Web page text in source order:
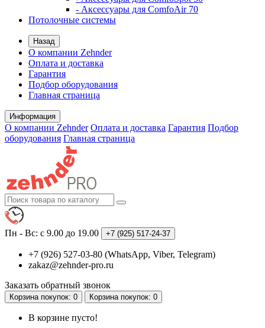
- Аксессуары для ComfoAir 70
Потолочные системы
Назад
О компании Zehnder
Оплата и доставка
Гарантия
Подбор оборудования
Главная страница
Информация
О компании Zehnder Оплата и доставка Гарантия Подбор
оборудования Главная страница
Пн - Вс: с 9.00 до 19.00 +7 (925) 517-24-37
+7 (926) 527-03-80 (WhatsApp, Viber, Telegram)
zakaz@zehnder-pro.ru
Заказать обратный звонок
Корзинапокупок: 0 Корзинапокупок: 0
В корзине пусто!